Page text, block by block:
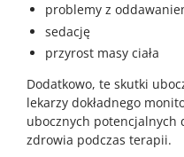
problemy z
sedację
przyrost masy ciała
Dodatkowo, te skutki
lekarzy dokładnego
ubocznych potencjalnych
zdrowia podczas terapii.